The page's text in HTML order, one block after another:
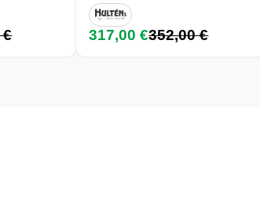
€ 317,00 €352,00 €